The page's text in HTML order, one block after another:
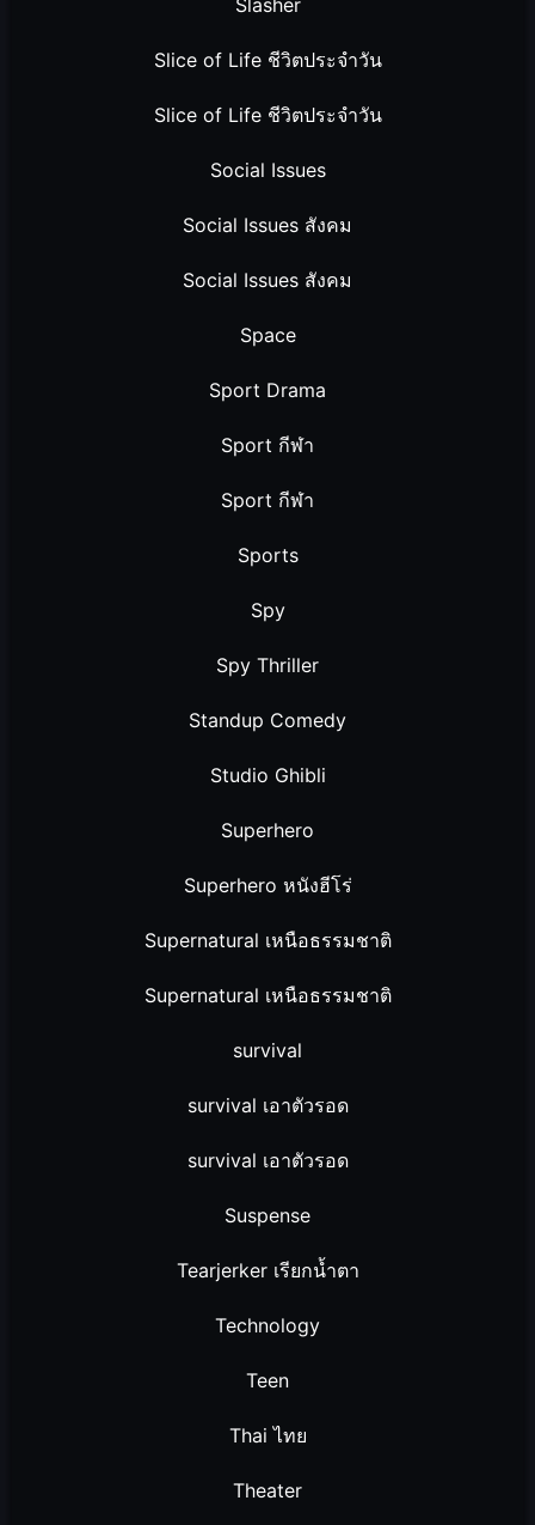
Slasher
Slice of Life ชีวิตประจำวัน
Slice of Life ชีวิตประจำวัน
Social Issues
Social Issues สังคม
Social Issues สังคม
Space
Sport Drama
Sport กีฬา
Sport กีฬา
Sports
Spy
Spy Thriller
Standup Comedy
Studio Ghibli
Superhero
Superhero หนังฮีโร่
Supernatural เหนือธรรมชาติ
Supernatural เหนือธรรมชาติ
survival
survival เอาตัวรอด
survival เอาตัวรอด
Suspense
Tearjerker เรียกน้ำตา
Technology
Teen
Thai ไทย
Theater